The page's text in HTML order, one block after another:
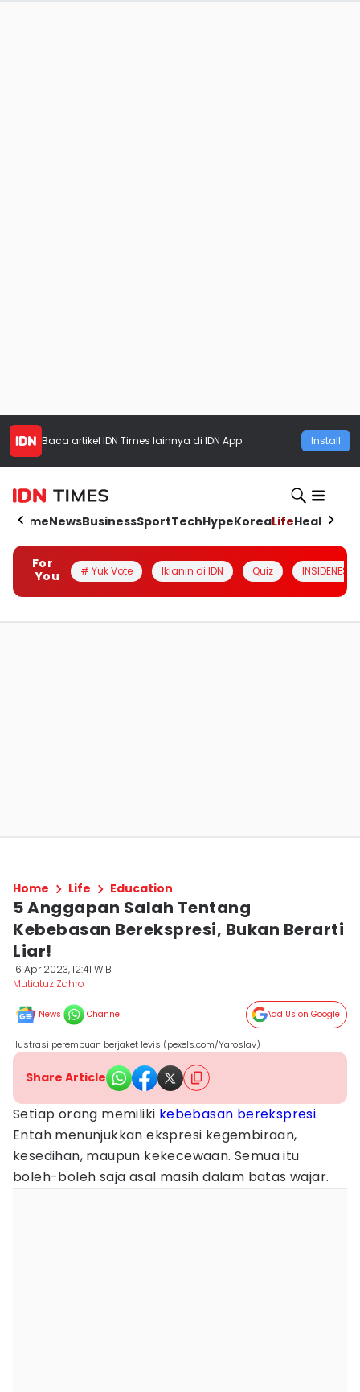
Baca artikel IDN Times lainnya di IDN App Install
HomeNewsBusinessSportTechHypeKoreaLifeHealth
For
You
# Yuk Vote Iklanin di IDN Quiz INSIDENESIA
Home Life Education
5 Anggapan Salah Tentang
Kebebasan Berekspresi, Bukan Berarti
Liar!
16 Apr 2023, 12:41 WIB
Mutiatuz Zahro
News Channel Add Us on Google
ilustrasi perempuan berjaket levis (pexels.com/Yaroslav)
Share Article
Setiap orang memiliki kebebasan berekspresi.
Entah menunjukkan ekspresi kegembiraan,
kesedihan, maupun kekecewaan. Semua itu
boleh-boleh saja asal masih dalam batas wajar.